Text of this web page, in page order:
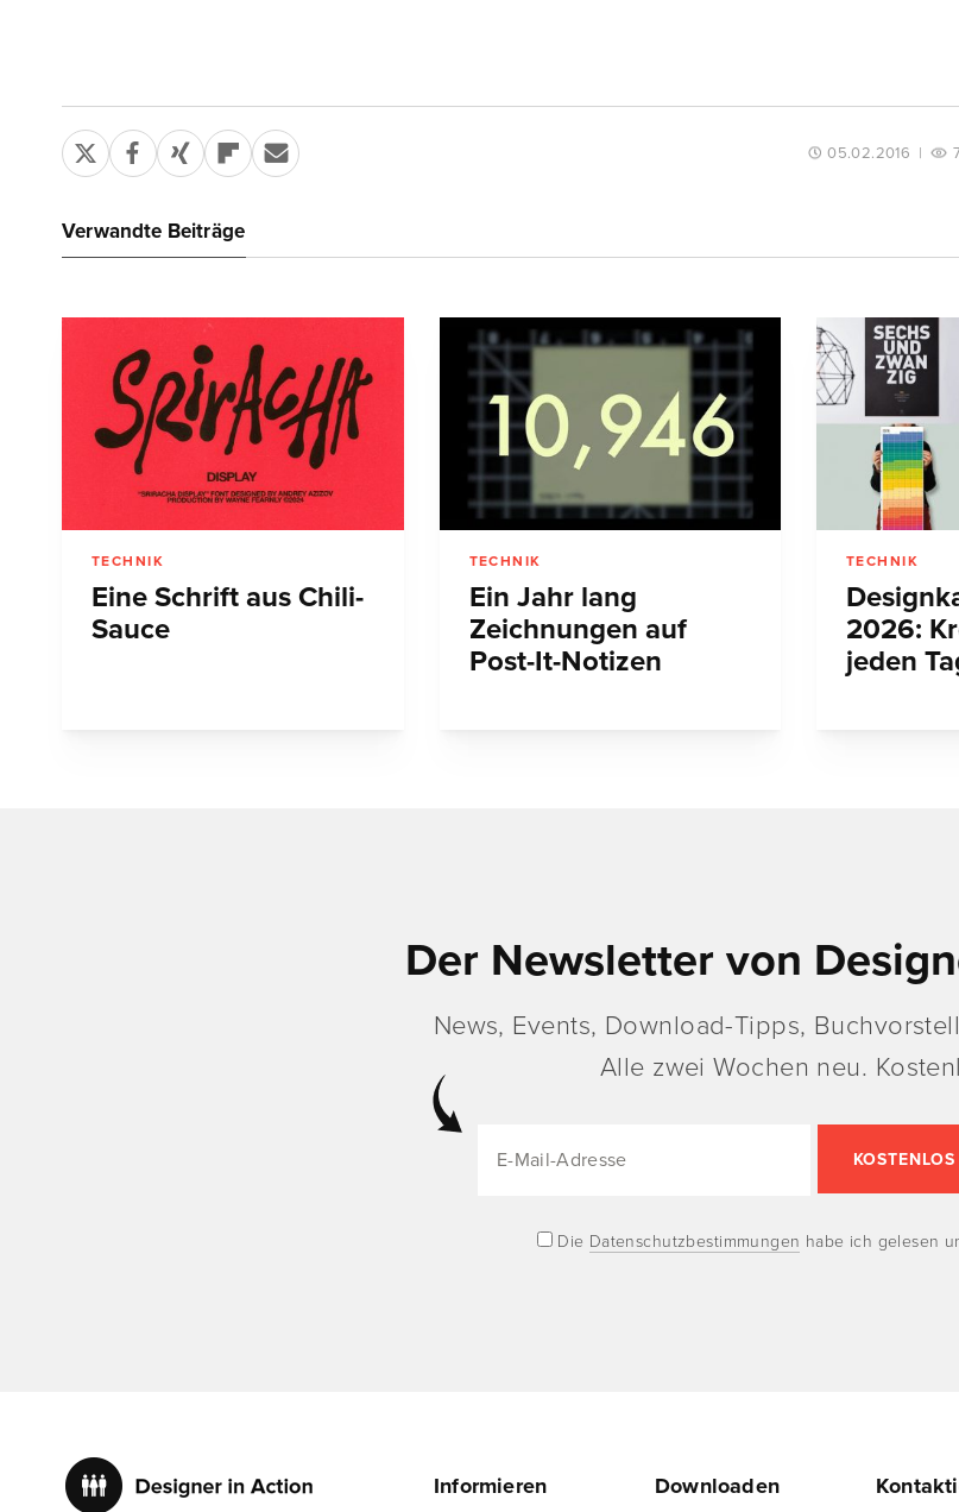
05.02.2016 |
Verwandte Beiträge
TECHNIK
Eine Schrift aus Chili-
Sauce
TECHNIK
Ein Jahr lang
Zeichnungen auf
Post-It-Notizen
TECHNIK
2026:
jeden
Der Newsletter von
News, Events, Download-Tipps,
Alle zwei Wochen neu.
Die Datenschutzbestimmungen habe ich gelesen
Informieren Downloaden